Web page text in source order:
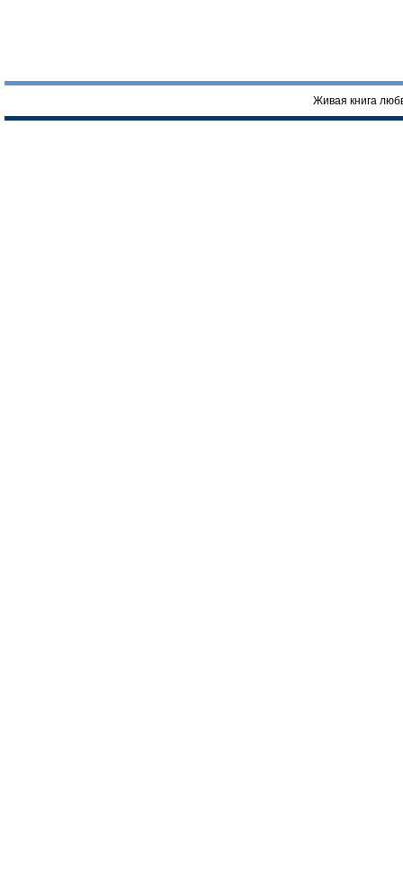
Живая книга